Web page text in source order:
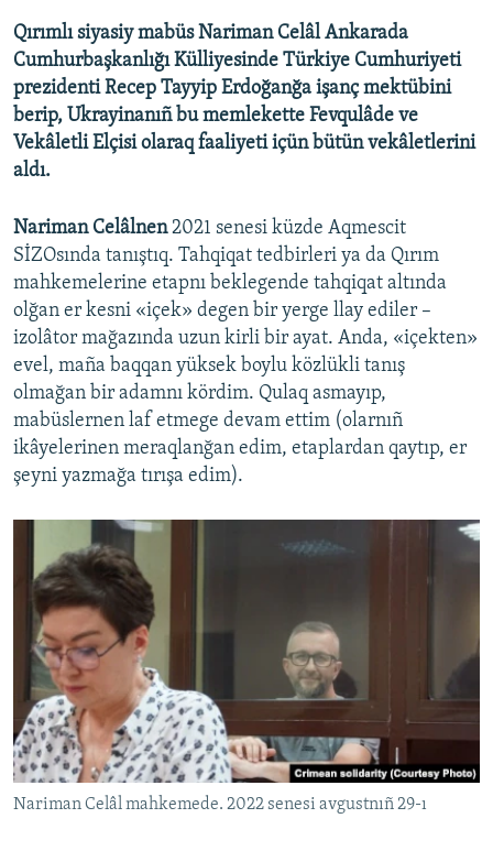
Qırımlı siyasiy mabüs Nariman Celâl Ankarada
Cumhurbaşkanlığı Külliyesinde Türkiye Cumhuriyeti
prezidenti Recep Tayyip Erdoğanğa işanç mektübini
berip, Ukrayinanıñ bu memlekette Fevqulâde ve
Vekâletli Elçisi olaraq faaliyeti içün bütün vekâletlerini
aldı.
Nariman Celâlnen2021 senesi küzde Aqmescit
SİZOsında tanıştıq. Tahqiqat tedbirleri ya da Qırım
mahkemelerine etapnı beklegende tahqiqat altında
olğan er kesni «içek» degen bir yerge llay ediler –
izolâtor mağazında uzun kirli bir ayat. Anda, «içekten»
evel, maña baqqan yüksek boylu közlükli tanış
olmağan bir adamnı kördim. Qulaq asmayıp,
mabüslernen laf etmege devam ettim (olarnıñ
ikâyelerinen meraqlanğan edim, etaplardan qaytıp, er
şeyni yazmağa tırışa edim).
Nariman Celâl mahkemede. 2022 senesi avgustnıñ 29-ı